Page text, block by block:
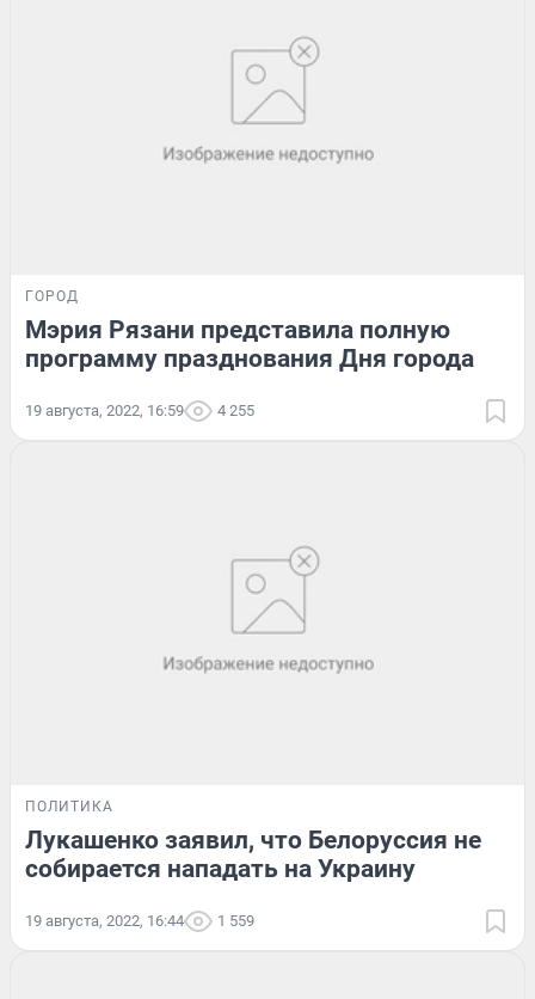
ГОРОД
Мэрия Рязани представила полную
программу празднования Дня города
19 августа, 2022, 16:59 4 255
ПОЛИТИКА
Лукашенко заявил, что Белоруссия не
собирается нападать на Украину
19 августа, 2022, 16:44 1 559